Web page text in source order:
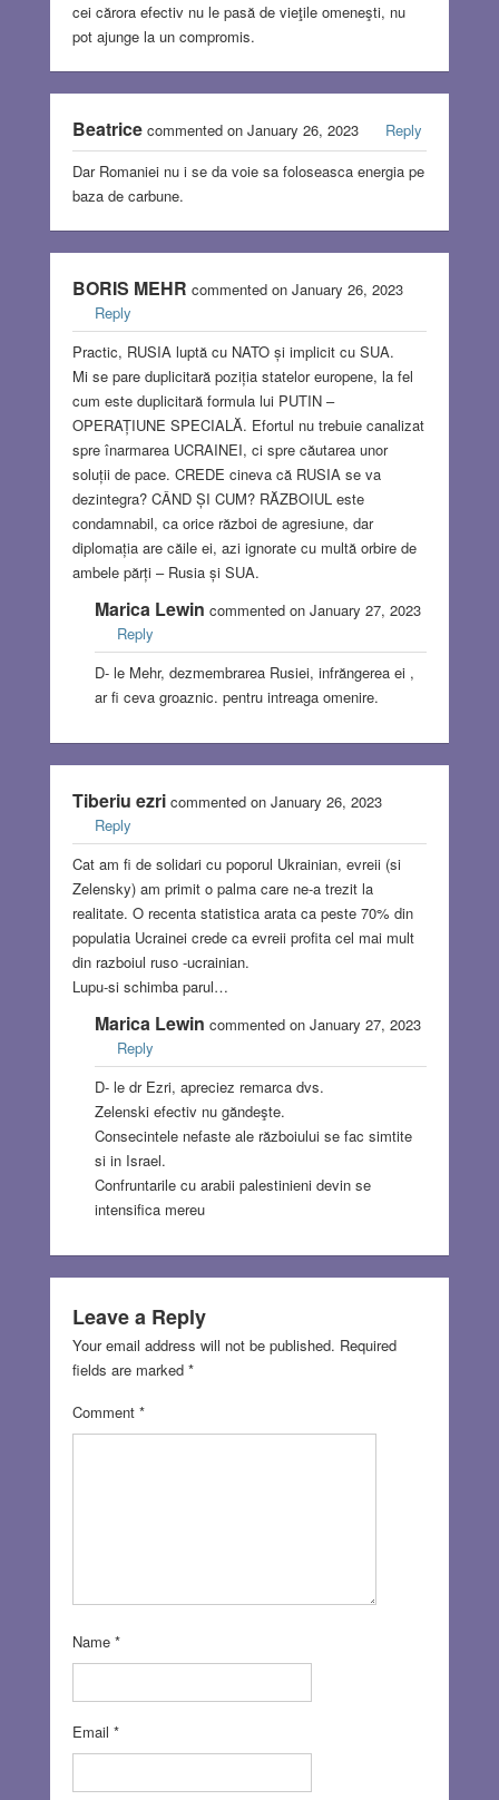
cei cărora efectiv nu le pasă de vieţile omeneşti, nu
pot ajunge la un compromis.
Beatricecommented on January 26, 2023
Reply
Dar Romaniei nu i se da voie sa foloseasca energia pe
baza de carbune.
BORIS MEHR commented on January 26, 2023
Reply
Practic, RUSIA luptă cu NATO și implicit cu SUA.
Mi se pare duplicitară poziția statelor europene, la fel
cum este duplicitară formula lui PUTIN –
OPERAȚIUNE SPECIALĂ. Efortul nu trebuie canalizat
spre înarmarea UCRAINEI, ci spre căutarea unor
soluții de pace. CREDE cineva că RUSIA se va
dezintegra? CÂND ȘI CUM? RĂZBOIUL este
condamnabil, ca orice război de agresiune, dar
diplomația are căile ei, azi ignorate cu multă orbire de
ambele părți – Rusia și SUA.
Marica Lewin commented on January 27, 2023
Reply
D- le Mehr, dezmembrarea Rusiei, infrăngerea ei ,
ar fi ceva groaznic. pentru intreaga omenire.
Tiberiu ezricommented on January 26, 2023
Reply
Cat am fi de solidari cu poporul Ukrainian, evreii (si
Zelensky) am primit o palma care ne-a trezit la
realitate. O recenta statistica arata ca peste 70% din
populatia Ucrainei crede ca evreii profita cel mai mult
din razboiul ruso -ucrainian.
Lupu-si schimba parul…
Marica Lewin commented on January 27, 2023
Reply
D- le dr Ezri, apreciez remarca dvs.
Zelenski efectiv nu găndeşte.
Consecintele nefaste ale războiului se fac simtite
si in Israel.
Confruntarile cu arabii palestinieni devin se
intensifica mereu
Leave a Reply
Your email address will not be published. Required
fields are marked *
Comment *
Name *
Email *